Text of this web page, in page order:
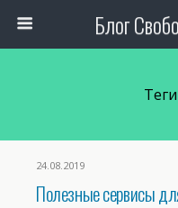
Блог
24.08.2019
Полезные сервисы